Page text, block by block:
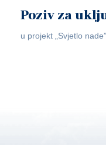
Poziv za
u projekt „Svjetlo